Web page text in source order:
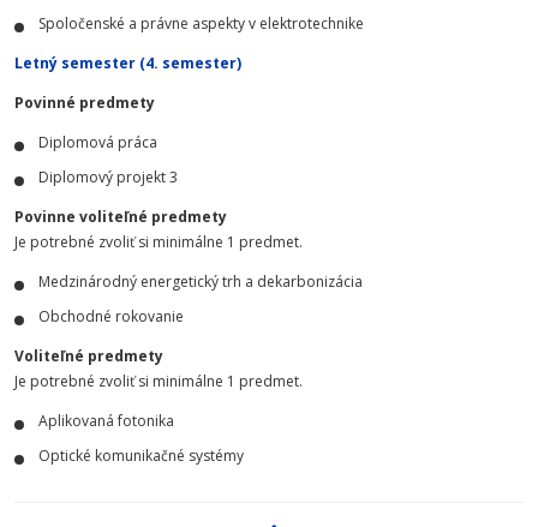
Spoločenské a právne aspekty v elektrotechnike
Letný semester (4. semester)
Povinné predmety
Diplomová práca
Diplomový projekt 3
Povinne voliteľné predmety
Je potrebné zvoliť si minimálne 1 predmet.
Medzinárodný energetický trh a dekarbonizácia
Obchodné rokovanie
Voliteľné predmety
Je potrebné zvoliť si minimálne 1 predmet.
Aplikovaná fotonika
Optické komunikačné systémy